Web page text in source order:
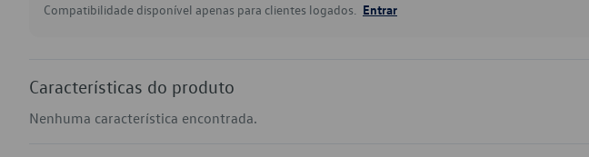
Compatibilidade disponível apenas para clientes logados. Entrar
Características do produto
Nenhuma característica encontrada.